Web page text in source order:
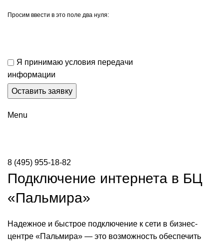
Просим ввести в это поле два нуля:
Я принимаю условия передачи
информации
Menu
8 (495) 955-18-82
Подключение интернета в БЦ
«Пальмира»
Надежное и быстрое подключение к сети в бизнес-
центре «Пальмира» — это возможность обеспечить